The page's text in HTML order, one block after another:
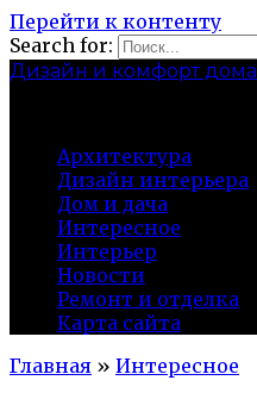
Перейти к контенту
Search for:
Дизайн и комфорт дома
Архитектура
Дизайн интерьера
Дом и дача
Интересное
Интерьер
Новости
Ремонт и отделка
Карта сайта
Главная » Интересное